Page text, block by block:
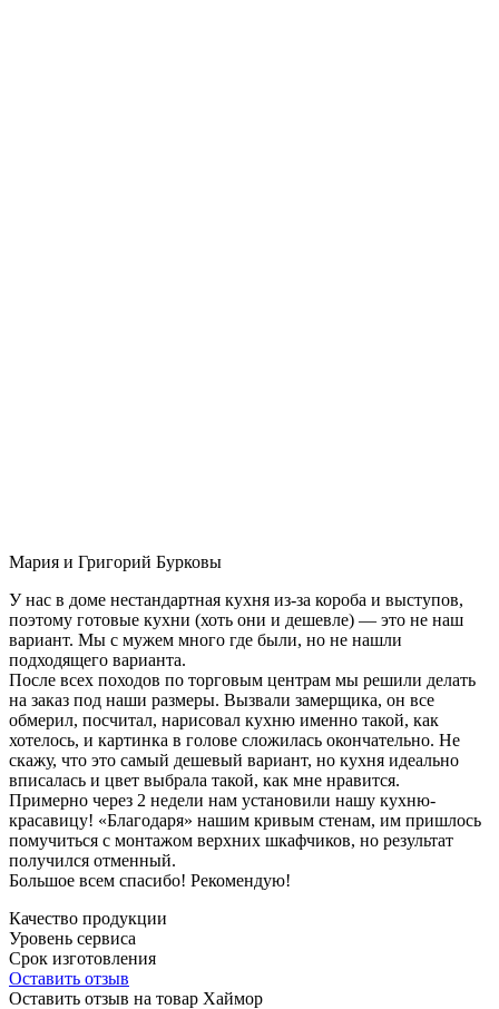
Мария и Григорий Бурковы
У нас в доме нестандартная кухня из-за короба и выступов,
поэтому готовые кухни (хоть они и дешевле) — это не наш
вариант. Мы с мужем много где были, но не нашли
подходящего варианта.
После всех походов по торговым центрам мы решили делать
на заказ под наши размеры. Вызвали замерщика, он все
обмерил, посчитал, нарисовал кухню именно такой, как
хотелось, и картинка в голове сложилась окончательно. Не
скажу, что это самый дешевый вариант, но кухня идеально
вписалась и цвет выбрала такой, как мне нравится.
Примерно через 2 недели нам установили нашу кухню-
красавицу! «Благодаря» нашим кривым стенам, им пришлось
помучиться с монтажом верхних шкафчиков, но результат
получился отменный.
Большое всем спасибо! Рекомендую!
Качество продукции
Уровень сервиса
Срок изготовления
Оставить отзыв
Оставить отзыв на товар Хаймор